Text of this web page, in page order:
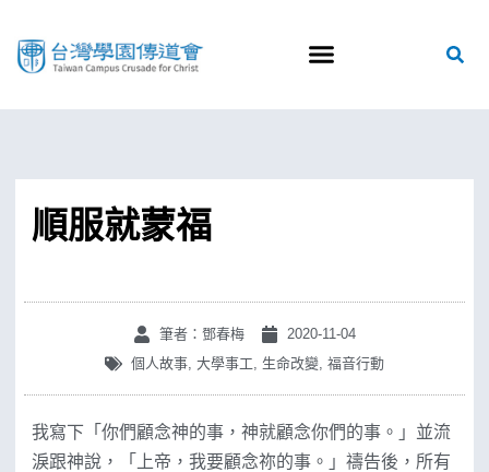
順服就蒙福
筆者：鄧春梅
2020-11-04
個人故事, 大學事工, 生命改變, 福音行動
我寫下「你們顧念神的事，神就顧念你們的事。」並流
淚跟神說，「上帝，我要顧念祢的事。」禱告後，所有